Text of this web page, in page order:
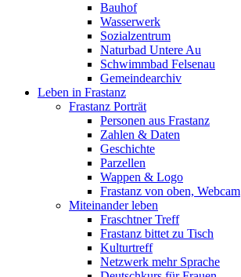
Bauhof
Wasserwerk
Sozialzentrum
Naturbad Untere Au
Schwimmbad Felsenau
Gemeindearchiv
Leben in Frastanz
Frastanz Porträt
Personen aus Frastanz
Zahlen & Daten
Geschichte
Parzellen
Wappen & Logo
Frastanz von oben, Webcam
Miteinander leben
Fraschtner Treff
Frastanz bittet zu Tisch
Kulturtreff
Netzwerk mehr Sprache